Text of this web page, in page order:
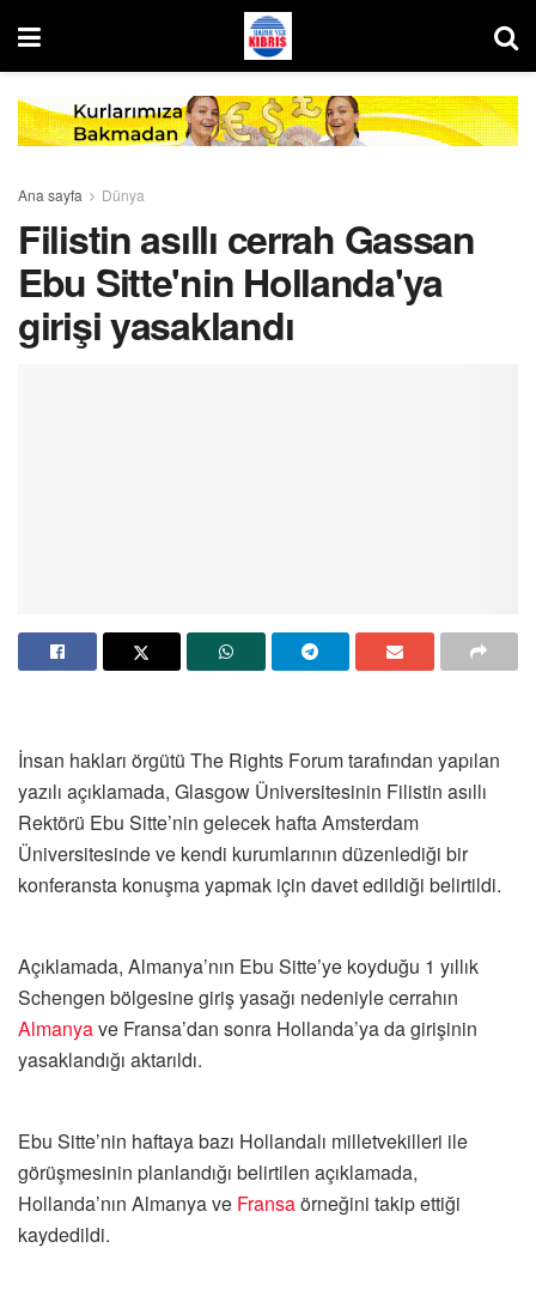
Ana sayfa Dünya
Filistin asıllı cerrah Gassan
Ebu Sitte'nin Hollanda'ya
girişi yasaklandı
İnsan hakları örgütü The Rights Forum tarafından yapılan
yazılı açıklamada, Glasgow Üniversitesinin Filistin asıllı
Rektörü Ebu Sitte’nin gelecek hafta Amsterdam
Üniversitesinde ve kendi kurumlarının düzenlediği bir
konferansta konuşma yapmak için davet edildiği belirtildi.
Açıklamada, Almanya’nın Ebu Sitte’ye koyduğu 1 yıllık
Schengen bölgesine giriş yasağı nedeniyle cerrahın
Almanyave Fransa’dan sonra Hollanda’ya da girişinin
yasaklandığı aktarıldı.
Ebu Sitte’nin haftaya bazı Hollandalı milletvekilleri ile
görüşmesinin planlandığı belirtilen açıklamada,
Hollanda’nın Almanya ve Fransaörneğini takip ettiği
kaydedildi.